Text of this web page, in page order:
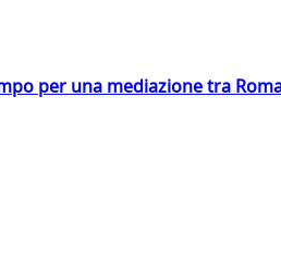
per una mediazione tra